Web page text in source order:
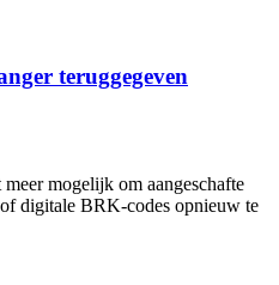
teruggegeven
mogelijk om aangeschafte
digitale BRK-codes opnieuw te